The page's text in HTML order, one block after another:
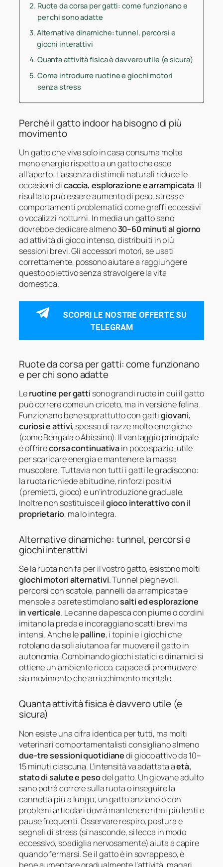
Ruote da corsa per gatti: come funzionano e
per chi sono adatte
Alternative dinamiche: tunnel, percorsi e
giochi interattivi
Quanta attività fisica è davvero utile (e sicura)
Come introdurre ruotine e giochi motori
senza stress
Perché il gatto indoor ha bisogno di più
movimento
Un gatto che vive solo in casa consuma molte
meno energie rispetto a un gatto che esce
all’aperto. L’assenza di stimoli naturali riduce le
occasioni dicaccia, esplorazione e arrampicata. Il
risultato può essere aumento di peso, stress e
comportamenti problematici come graffi eccessivi
o vocalizzi notturni. In media un gatto sano
dovrebbe dedicare almeno30–60 minuti al giorno
ad attività di gioco intenso, distribuiti in più
sessioni brevi. Gli accessori motori, se usati
correttamente, possono aiutare a raggiungere
questo obiettivo senza stravolgere la vita
domestica.
SCOPRI LE NOSTRE OFFERTE SU
TELEGRAM
Ruote da corsa per gatti: come funzionano
e per chi sono adatte
Leruotine per gatti sono grandi ruote in cui il gatto
può correre come un criceto, ma in versione felina.
Funzionano bene soprattutto con gattigiovani,
curiosi e attivi, spesso di razze molto energiche
(come Bengala o Abissino). Il vantaggio principale
è offrirecorsa continuativain poco spazio, utile
per scaricare energia e mantenere la massa
muscolare. Tuttavia non tutti i gatti le gradiscono:
la ruota richiede abitudine, rinforzi positivi
(premietti, gioco) e un’introduzione graduale.
Inoltre non sostituisce ilgioco interattivo con il
proprietario, ma lo integra.
Alternative dinamiche: tunnel, percorsi e
giochi interattivi
Se la ruota non fa per il vostro gatto, esistono molti
giochi motori alternativi. Tunnel pieghevoli,
percorsi con scatole, pannelli da arrampicata e
mensole a parete stimolanosalti ed esplorazione
in verticale. Le canne da pesca con piume o cordini
imitano la preda e incoraggiano scatti brevi ma
intensi. Anche lepalline, i topini e i giochi che
rotolano da soli aiutano a far muovere il gatto in
autonomia. Combinando giochi statici e dinamici si
ottiene un ambiente ricco, capace di promuovere
sia movimento che arricchimento mentale.
Quanta attività fisica è davvero utile (e
sicura)
Non esiste una cifra identica per tutti, ma molti
veterinari comportamentalisti consigliano almeno
due-tre sessioni quotidianedi gioco attivo da 10–
15 minuti ciascuna. L’intensità va adattata aetà,
stato di salute e pesodel gatto. Un giovane adulto
sano potrà correre sulla ruota o inseguire la
cannetta più a lungo; un gatto anziano o con
problemi articolari dovrà mantenere ritmi più lenti e
pause frequenti. Osservare respiro, postura e
segnali di stress (si nasconde, si lecca in modo
eccessivo, sbadiglia nervosamente) aiuta a capire
quando fermarsi. Se il gatto è in sovrappeso, è
bene aumentare gradualmente l’attività, magari